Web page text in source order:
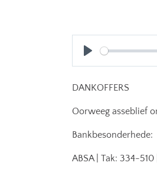
Play
DANKOFFERS
Oorweeg asseblief
Bankbesonderhede:
ABSA | Tak: 334-